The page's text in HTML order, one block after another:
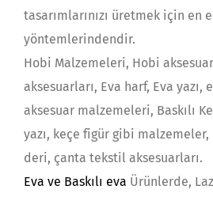
tasarımlarınızı üretmek için en
yöntemlerindendir.
Hobi Malzemeleri, Hobi
aksesuarları, Eva harf, Eva yazı,
aksesuar malzemeleri, Baskılı
yazı, keçe figür gibi
deri, çanta tekstil aksesuarları.
Eva ve Baskılı eva Ürünlerde,